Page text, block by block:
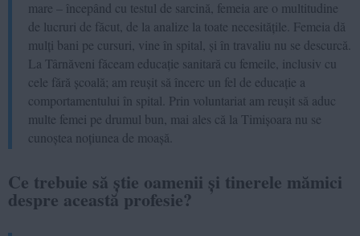
mare – începând cu testul de sarcină, femeia are o multitudine
de lucruri de făcut, de la analize la toate necesitățile. Femeia dă
mulți bani pe cursuri, vine în spital, și în travaliu nu se descurcă.
La Târnăveni făceam educație sanitară cu femeile, inclusiv cu
cele fără școală; am reușit să încerc un fel de educație a
comportamentului în spital. Prin voluntariat am reușit să aduc
multe femei pe drumul bun, mai ales că la Timișoara nu se
cunoștea noțiunea de moașă.
Ce trebuie să știe oamenii și tinerele mămici
despre această profesie?